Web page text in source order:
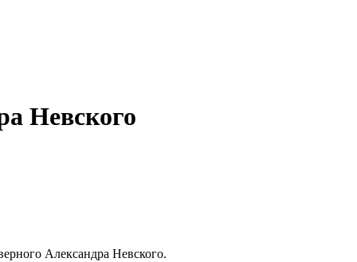
Невского
Александра Невского.